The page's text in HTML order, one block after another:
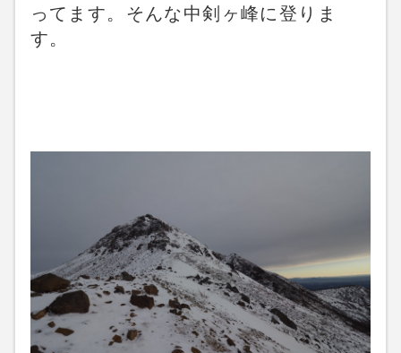
ってます。そんな中剣ヶ峰に登りま
す。